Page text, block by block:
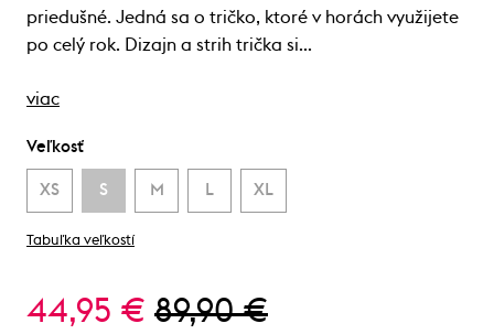
priedušné. Jedná sa o tričko, ktoré v horách využijete
po celý rok. Dizajn a strih trička si…
viac
Veľkosť
XS S M L XL
Tabuľka veľkostí
44,95 € 89,90 €